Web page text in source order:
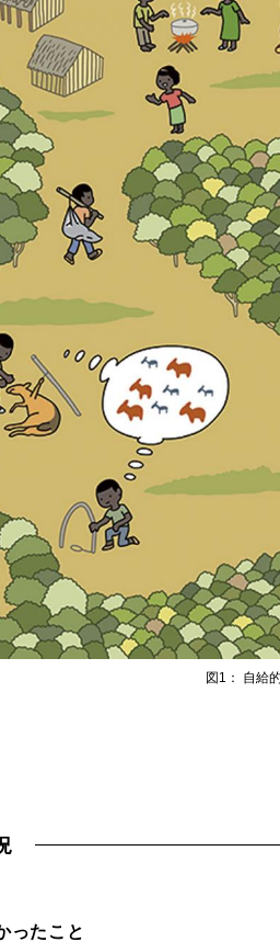
図1： 自給
ったこと